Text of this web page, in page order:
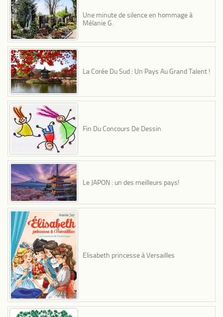
Une minute de silence en hommage à
Mélanie G.
La Corée Du Sud : Un Pays Au Grand Talent !
Fin Du Concours De Dessin
Le JAPON : un des meilleurs pays!
Elisabeth princesse à Versailles